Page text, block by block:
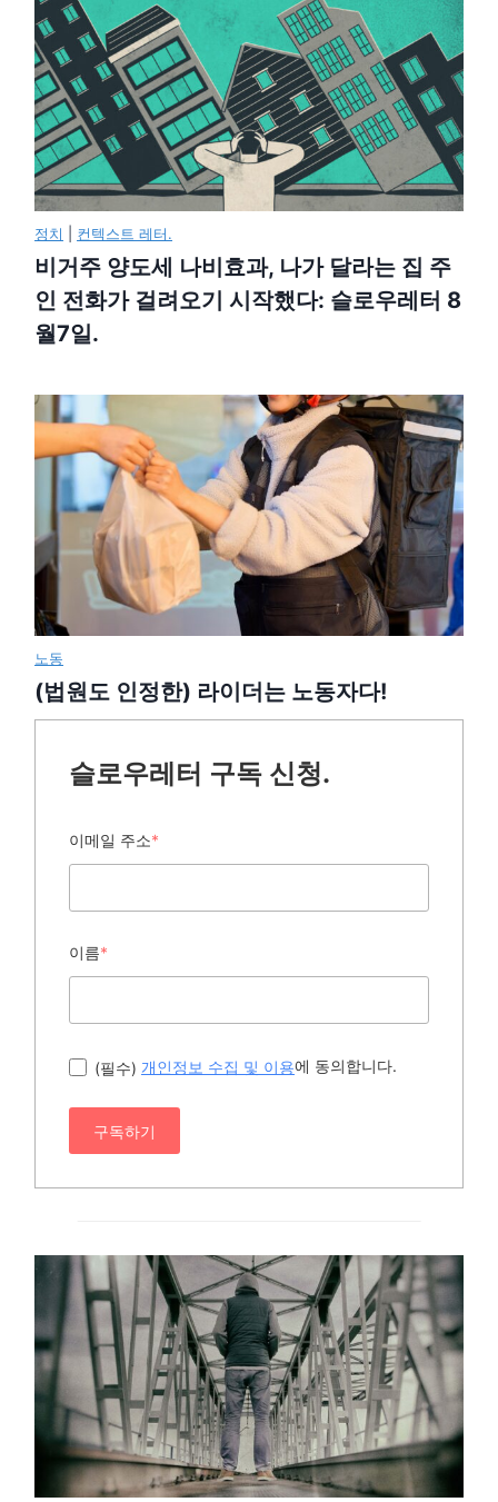
정치 컨텍스트 레터.
비거주 양도세 나비효과, 나가 달라는 집 주
인 전화가 걸려오기 시작했다: 슬로우레터 8
월7일.
노동
(법원도 인정한) 라이더는 노동자다!
슬로우레터 구독 신청.
이메일 주소*
이름*
(필수) 개인정보 수집 및 이용에 동의합니다.
구독하기